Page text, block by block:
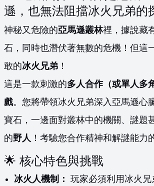
遜，也無法阻擋冰火兄弟的
神秘又危險的亞馬遜叢林裡，據說藏
石，同時也潛伏著無數的危機！但這
敢的冰火兄弟 ！
這是一款刺激的多人合作（或單人多
戲。您將帶領冰火兄弟深入亞馬遜心
寶石，一邊面對叢林中的機關、謎題
的野人 ！考驗您合作精神和解謎能力
🌟 核心特色與挑戰
冰火人機制： 玩家必須利用冰火